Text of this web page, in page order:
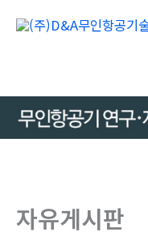
건
뛰
자유게시판